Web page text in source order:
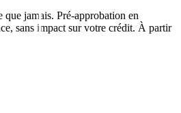
que jamais. Pré-approbation en
sans impact sur votre crédit. À partir